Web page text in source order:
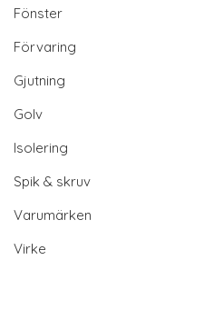
Fönster
Förvaring
Gjutning
Golv
Isolering
Spik & skruv
Varumärken
Virke